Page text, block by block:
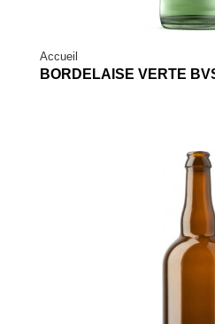
Accueil
BORDELAISE VERTE